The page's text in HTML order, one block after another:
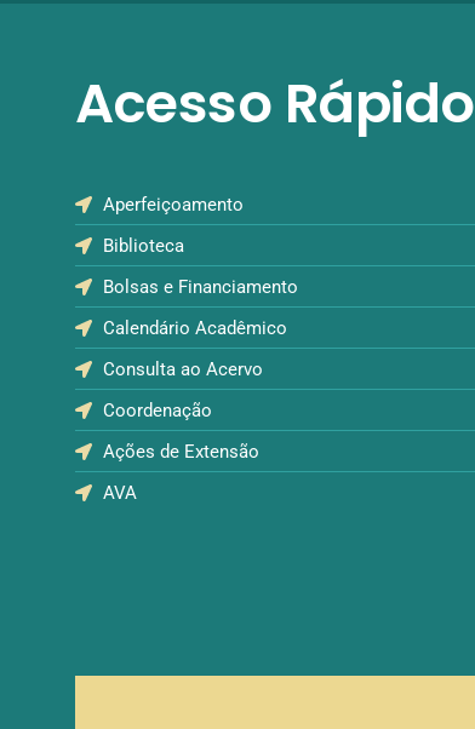
Acesso Rápido
Aperfeiçoamento
Biblioteca
Bolsas e Financiamento
Calendário Acadêmico
Consulta ao Acervo
Coordenação
Ações de Extensão
AVA